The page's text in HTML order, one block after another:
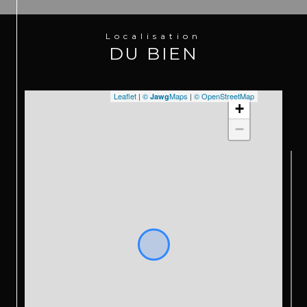
Localisation
DU BIEN
+
−
Leaflet | © JawgMaps | © OpenStreetMap